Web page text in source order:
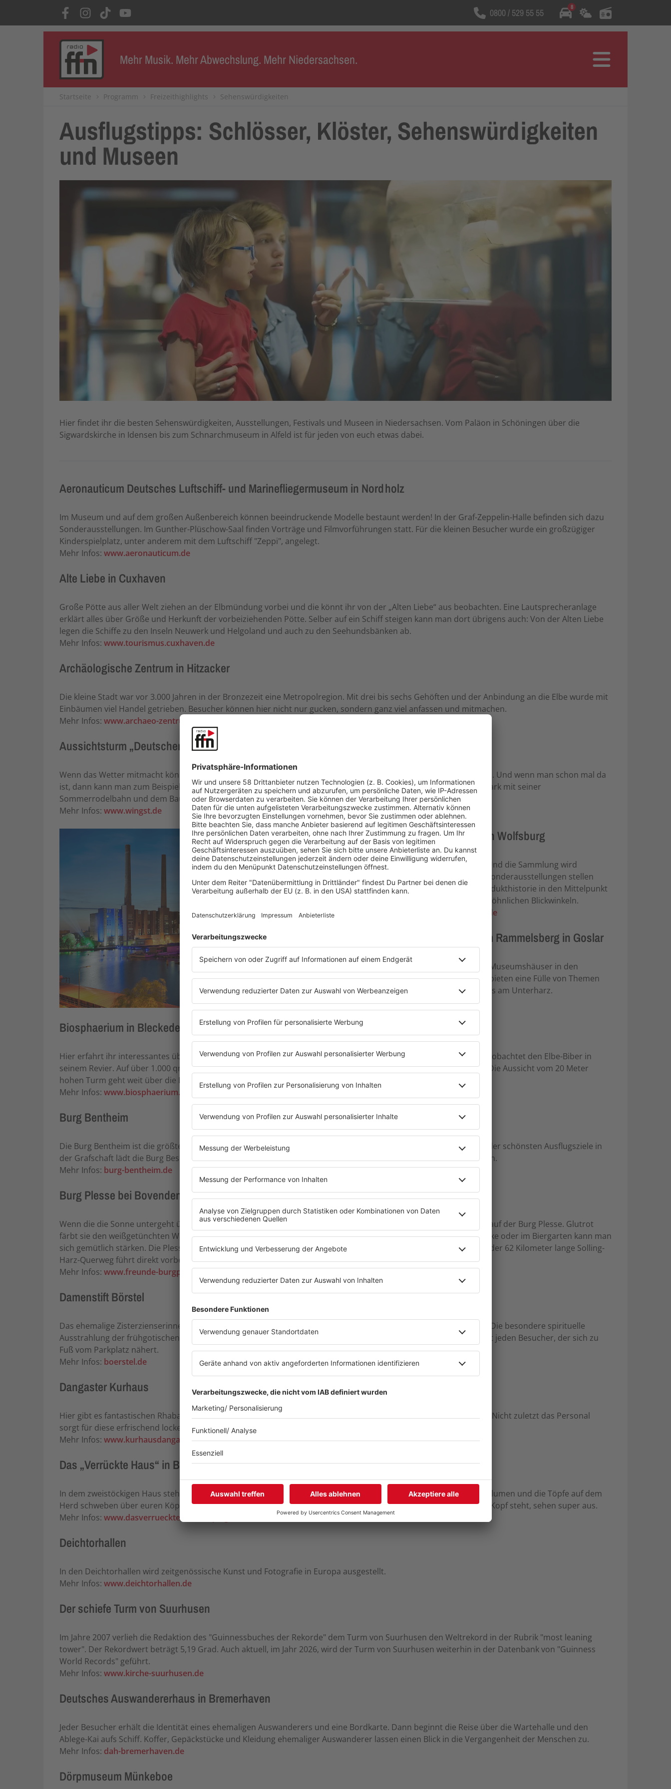
Wählt die Rufnummer
0800 / 529 55 55 8
Mehr Musik. Mehr Abwechslung. Mehr Niedersachsen. Menü
Startseite Programm Freizeithighlights Sehenswürdigkeiten
Ausflugstipps: Schlösser, Klöster, Sehenswürdigkeiten
und Museen
Hier findet ihr die besten Sehenswürdigkeiten, Ausstellungen, Festivals und Museen in Niedersachsen. Vom Paläon in Schöningen über die
Sigwardskirche in Idensen bis zum Schnarchmuseum in Alfeld ist für jeden von euch etwas dabei.
Aeronauticum Deutsches Luftschiff- und Marinefliegermuseum in Nordholz
Im Museum und auf dem großen Außenbereich können beeindruckende Modelle bestaunt werden! In der Graf-Zeppelin-Halle befinden sich dazu
Sonderausstellungen. Im Gunther-Plüschow-Saal finden Vorträge und Filmvorführungen statt. Für die kleinen Besucher wurde ein großzügiger
Kinderspielplatz, unter anderem mit dem Luftschiff "Zeppi", angelegt.
Mehr Infos: www.aeronauticum.de
Alte Liebe in Cuxhaven
Große Pötte aus aller Welt ziehen an der Elbmündung vorbei und die könnt ihr von der „Alten Liebe“ aus beobachten. Eine Lautsprecheranlage
erklärt alles über Größe und Herkunft der vorbeiziehenden Pötte. Selber auf ein Schiff steigen kann man dort übrigens auch: Von der Alten Liebe
legen die Schiffe zu den Inseln Neuwerk und Helgoland und auch zu den Seehundsbänken ab.
Mehr Infos: www.tourismus.cuxhaven.de
Archäologische Zentrum in Hitzacker
Die kleine Stadt war vor 3.000 Jahren in der Bronzezeit eine Metropolregion. Mit drei bis sechs Gehöften und der Anbindung an die Elbe wurde mit
Einbäumen viel Handel getrieben. Besucher können hier nicht nur gucken, sondern ganz viel anfassen und mitmachen.
Mehr Infos: www.archaeo-zentrum.de
Aussichtsturm „Deutscher Olymp“
Wenn das Wetter mitmacht könnt ihr bis nach Brunsbüttel und in der anderen Richtung fast bis nach Stade gucken. Und wenn man schon mal da
ist, dann kann man zum Beispiel auch die Bären und Wölfe im Zoo in der Wingst besuchen oder auch in den Spielpark mit seiner
Sommerrodelbahn und dem Baumseilpfad gehen.
Mehr Infos: www.wingst.de
Automuseum von Volkswagen in Wolfsburg
Hier gibt es eine tolle Autosammlung! Und die Sammlung wird
kontinuierlich erweitert. Regelmäßige Sonderausstellungen stellen
spannende Details der Volkswagen Produkthistorie in den Mittelpunkt
– und beleuchten sie aus neuen, ungewöhnlichen Blickwinkeln.
automuseum.volkswagen.de
Besucherbergwerk und Museum Rammelsberg in Goslar
Es ist Weltkulturerbe der UNESCO! Die Museumshäuser in den
Übertageanlagen des Rammelsberges bieten eine Fülle von Themen
zur Geschichte und Kultur des Bergbaus am Unterharz.
Mehr Infos:www.rammelsberg.de
Biosphaerium in Bleckede
Hier erfahrt ihr interessantes über die Natur der Flusslandschaft Elbe! Besucht die Fische im Elbe-Aquarium und beobachtet den Elbe-Biber in
seinem Revier. Auf über 1.000 qm Ausstellungsfläche laden viele Exponate zum Ausprobieren und Mitmachen ein. Die Aussicht vom 20 Meter
hohen Turm geht weit über die Elbe.
Mehr Infos: www.biosphaerium.de
Burg Bentheim
Die Burg Bentheim ist die größte Höhenburg Nordwestdeutschlands und wurde erstmals 1050 erwähnt. Als eines der schönsten Ausflugsziele in
der Grafschaft lädt die Burg Besucher dazu ein, das große Gelände, den Pulverturm oder den Marstall zu entdecken.
Mehr Infos: burg-bentheim.de
Burg Plesse bei Bovenden
Wenn die die Sonne untergeht über dem Solling und dem Weserbergland, dann scheint die Zeit stehen zu bleiben auf der Burg Plesse. Glutrot
färbt sie den weißgetünchten Wartturm und der Bergfried, der aus dem 12. Jahrhundert stammt. In der Burgschänke oder im Biergarten kann man
sich gemütlich stärken. Die Plesse Burg bei Bovenden ist ein beliebtes Ziel auch für Radfahrer und Fernwanderer – der 62 Kilometer lange Solling-
Harz-Querweg führt direkt vorbei.
Mehr Infos: www.freunde-burgplesse.de
Damenstift Börstel
Das ehemalige Zisterzienserinnenkloster ist seit fast 400 Jahren Heimat eines ökumenisch besetzten Stiftskapitels. Die besondere spirituelle
Ausstrahlung der frühgotischen Backsteinkirche mit den angrenzenden mittelalterlichen Klostergebäuden umfängt jeden Besucher, der sich zu
Fuß vom Parkplatz nähert.
Mehr Infos: boerstel.de
Dangaster Kurhaus
Hier gibt es fantastischen Rhabarberkuchen! Das Ambiente ist eine Mischung aus Laissez-faire und regem Treiben. Nicht zuletzt das Personal
sorgt für diese erfrischend lockere Stimmung.
Mehr Infos: www.kurhausdangast.de
Das „Verrückte Haus“ in Bispingen
In dem zweistöckigen Haus steht alles auf dem Kopf, inklusive der kompletten Einrichtung. Das heißt: die Toilette, Blumen und die Töpfe auf dem
Herd schweben über euren Köpfen. Nicht vergessen solltet ihr hier den Fotoapparat – die Bilder, wie man auf dem Kopf steht, sehen super aus.
Mehr Infos: www.dasverruecktehaus-bispingen.de
Deichtorhallen
In den Deichtorhallen wird zeitgenössische Kunst und Fotografie in Europa ausgestellt.
Mehr Infos: www.deichtorhallen.de
Der schiefe Turm von Suurhusen
Im Jahre 2007 verlieh die Redaktion des "Guinnessbuches der Rekorde" dem Turm von Suurhusen den Weltrekord in der Rubrik "most leaning
tower". Der Rekordwert beträgt 5,19 Grad. Auch aktuell, im Jahr 2026, wird der Turm von Suurhusen weiterhin in der Datenbank von "Guinness
World Records" geführt.
Mehr Infos: www.kirche-suurhusen.de
Deutsches Auswandererhaus in Bremerhaven
Jeder Besucher erhält die Identität eines ehemaligen Auswanderers und eine Bordkarte. Dann beginnt die Reise über die Wartehalle und den
Ablege-Kai aufs Schiff. Koffer, Gepäckstücke und Kleidung ehemaliger Auswanderer lassen einen Blick in die Vergangenheit der Menschen zu.
Mehr Infos: dah-bremerhaven.de
Dörpmuseum Münkeboe